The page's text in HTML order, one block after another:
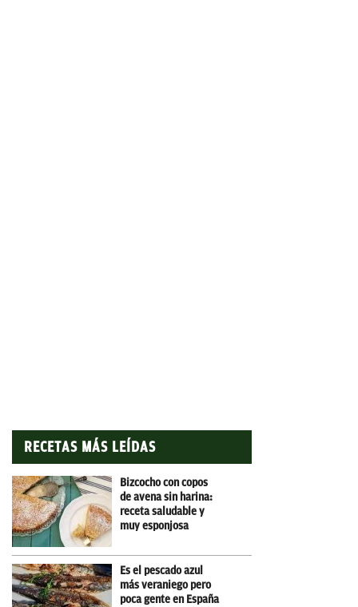
RECETAS MÁS LEÍDAS
Bizcocho con copos
de avena sin harina:
receta saludable y
muy esponjosa
Es el pescado azul
más veraniego pero
poca gente en España